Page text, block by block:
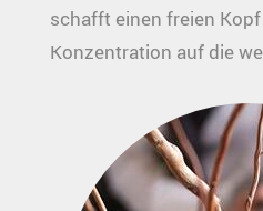
schafft einen freien
Konzentration auf die